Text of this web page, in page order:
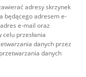
adresy skrzynek
będącego adresem e-
e-mail oraz
przesłania
danych przez
danych